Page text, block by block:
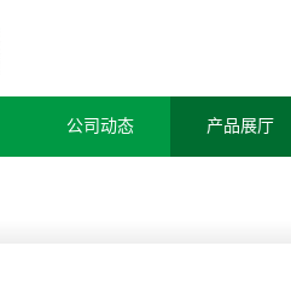
公司动态 产品展厅